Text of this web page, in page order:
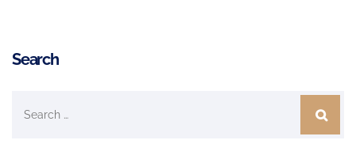
Search